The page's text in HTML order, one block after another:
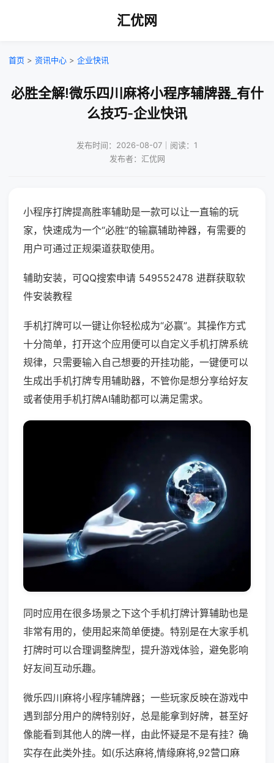
汇优网
首页 > 资讯中心 > 企业快讯
必胜全解!微乐四川麻将小程序辅牌器_有什
么技巧-企业快讯
发布时间：2026-08-07｜阅读：1
发布者：汇优网
小程序打牌提高胜率辅助是一款可以让一直输的玩
家，快速成为一个“必胜”的输赢辅助神器，有需要的
用户可通过正规渠道获取使用。
辅助安装，可QQ搜索申请 549552478 进群获取软
件安装教程
手机打牌可以一键让你轻松成为“必赢”。其操作方式
十分简单，打开这个应用便可以自定义手机打牌系统
规律，只需要输入自己想要的开挂功能，一键便可以
生成出手机打牌专用辅助器，不管你是想分享给好友
或者使用手机打牌AI辅助都可以满足需求。
同时应用在很多场景之下这个手机打牌计算辅助也是
非常有用的，使用起来简单便捷。特别是在大家手机
打牌时可以合理调整牌型，提升游戏体验，避免影响
好友间互动乐趣。
微乐四川麻将小程序辅牌器；一些玩家反映在游戏中
遇到部分用户的牌特别好，总是能拿到好牌，甚至好
像能看到其他人的牌一样，由此怀疑是不是有挂？确
实存在此类外挂。如(乐达麻将,情缘麻将,92营口麻